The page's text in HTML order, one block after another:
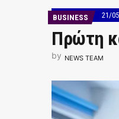
BUSINESS 21/
Πρώτη
by NEWS TEAM